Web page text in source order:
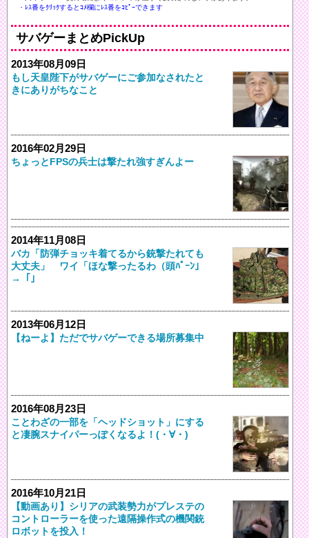
・ﾚｽ番をｸﾘｯｸするとｺﾒ欄にﾚｽ番をｺﾋﾟｰできます
サバゲーまとめPickUp
2013年08月09日
もし天皇陛下がサバゲーにご参加なされたと
きにありがちなこと
2016年02月29日
ちょっとFPSの兵士は撃たれ強すぎんよー
2014年11月08日
バカ「防弾チョッキ着てるから銃撃たれても
大丈夫」 ワイ「ほな撃ったるわ（頭ﾊﾟｰﾝ」
→「」
2013年06月12日
【ねーよ】ただでサバゲーできる場所募集中
2016年08月23日
ことわざの一部を「ヘッドショット」にする
と凄腕スナイパーっぽくなるよ！(・∀・)
2016年10月21日
【動画あり】シリアの武装勢力がプレステの
コントローラーを使った遠隔操作式の機関銃
ロボットを投入！